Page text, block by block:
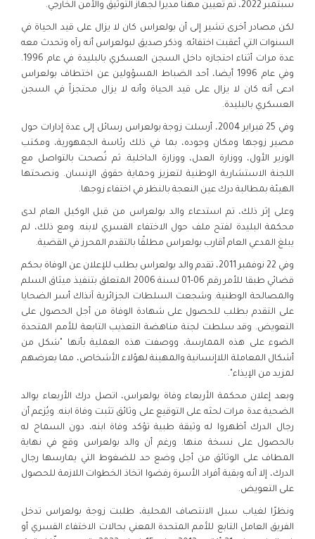
سبتمبر 2022، تم تعيين مهنا مديراً لجهاز التوثيق والأمن الخارجي.
لكن مصادر أخرى تشير إلى أن بولعراس كان لا يزال على قيد الحياة في
السنوات التي أعقبت اختفائه. وذكر صديق لبولعراس أنه رآه وتحدث معه
عدة مرات أثناء احتجازه داخل السجن العسكري بالبليدة في عام 1996.
وفي عام 1996 أيضا، أحد الضباط المسؤولين عن اختطاف بولعراس
ادعى أنه كان لا يزال على قيد الحياة وأنه لا يزال محتجزاً في السجن
العسكري بالبليدة.
وفي 25 فبراير 2004، أرسلت زوجة بولعراس رسائل إلى عدة إدارات حول
مصير زوجها ومكان وجوده، بما في ذلك رئاسة الجمهورية، ومكتب
الوزير الأول، ووزارة العدل، ووزارة الداخلية. ثم نُصحت بالتواصل مع
اللجنة الاستشارية الوطنية لتعزيز وحماية حقوق الإنسان. ونصحتها
الهيئة بمطالبة درك عين النعجة بالنظر في اختفاء زوجها.
وعلى إثر ذلك، تم استدعاء والد بولعراس من قبل الوكيل العام لدى
محكمة البليدة لفتح ملف حول الاختفاء القسري لابنه. ومع ذلك، لم
يبلغ المدعي العام أقارب بولعراس مطلقًا بالتقدم المحرز في القضية.
وفي 22 نوفمبر 2011، تقدم والد بولعراس بطلب للإعلان عن الوفاة بحكم
قضائي طبقا للأمر رقم 06-01 لسنة 2006 المتعلق بتنفيذ ميثاق السلم
والمصالحة الوطنية. وشجعت السلطات الجزائرية آنذاك أسر الضحايا
على التقدم بطلب للحصول على شهادة الوفاة من أجل الحصول على
التعويض. وقد سلطت لجنة مناهضة التعذيب التابعة للأمم المتحدة
الضوء على هذه الممارسة، ووصفت هذه العملية بأنها "شكل من
أشكال المعاملة اللاإنسانية والمهينة لهؤلاء الأشخاص، مما يعرضهم
لمزيد من الإيذاء".
وبعد إعلان محكمة الأربعاء وفاة بولعراس، اتصل درك الأربعاء بوالد
الضحية عدة مرات لحثه على التوقيع على وثائق تثبت وفاة ابنه. ويُزعم أن
رجال الدرك أظهروا له وثيقة طبية تؤكد وفاة ابنه، دون السماح له
بالحصول على نسخة منها. ورغم أن والد بولعراس وقع في نهاية
المطاف على الوثائق من أجل وضع حد للضغوط التي يمارسها رجال
الدرك، إلا أنه وبقية أفراد الأسرة رفضوا اتخاذ الخطوات اللازمة للحصول
على التعويض.
ونظرًا لغياب سبل الانتصاف المحلية، طلبت زوجة بولعراس تدخل
الفريق العامل التابع للأمم المتحدة المعني بحالات الاختفاء القسري أو